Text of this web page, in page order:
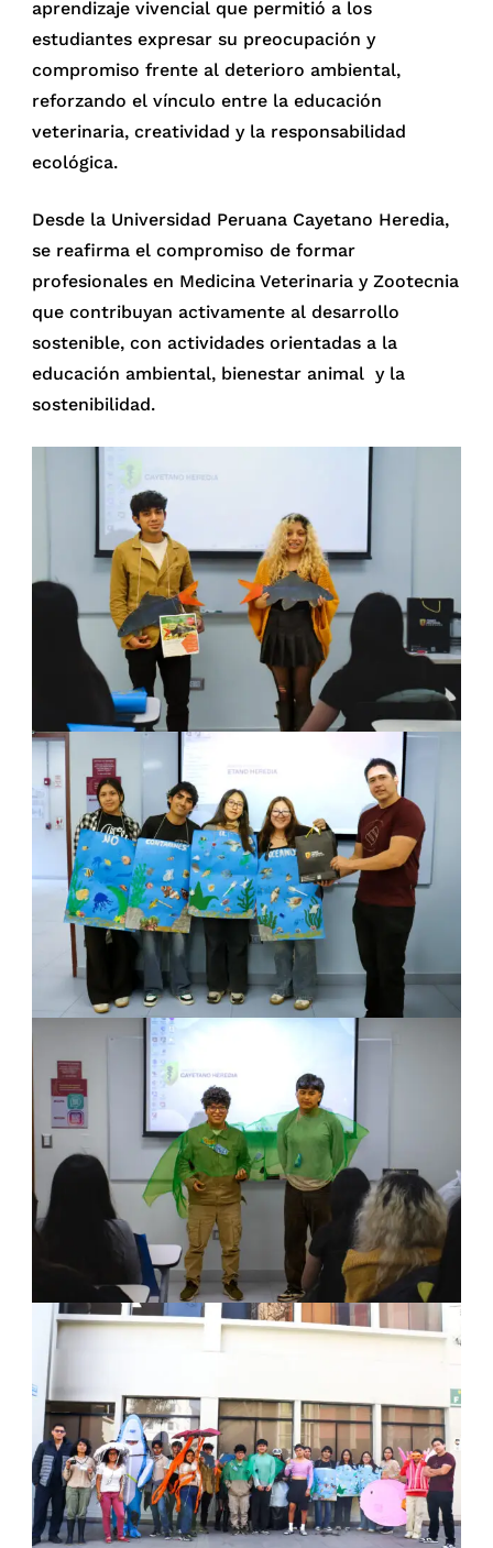
aprendizaje vivencial que permitió a los
estudiantes expresar su preocupación y
compromiso frente al deterioro ambiental,
reforzando el vínculo entre la educación
veterinaria, creatividad y la responsabilidad
ecológica.
Desde la Universidad Peruana Cayetano Heredia,
se reafirma el compromiso de formar
profesionales en Medicina Veterinaria y Zootecnia
que contribuyan activamente al desarrollo
sostenible, con actividades orientadas a la
educación ambiental, bienestar animal y la
sostenibilidad.